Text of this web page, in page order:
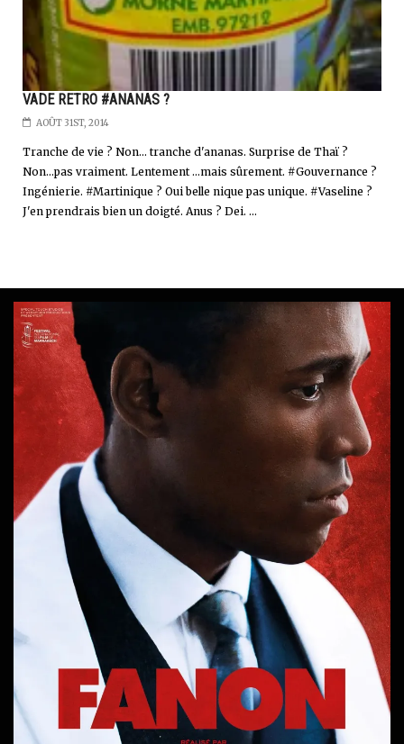
VADE RETRO #ANANAS ?
AOÛT 31ST, 2014
Tranche de vie ? Non... tranche d'ananas. Surprise de Thaï ?
Non...pas vraiment. Lentement ...mais sûrement. #Gouvernance ?
Ingénierie. #Martinique ? Oui belle nique pas unique. #Vaseline ?
J'en prendrais bien un doigté. Anus ? Dei. ...